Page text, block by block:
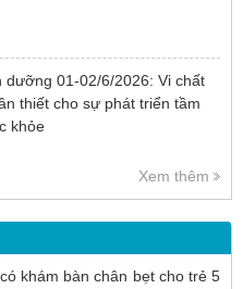
dưỡng 01-02/6/2026: Vi chất
thiết cho sự phát triển tầm
khỏe
Xem thêm
khám bàn chân bẹt cho trẻ 5